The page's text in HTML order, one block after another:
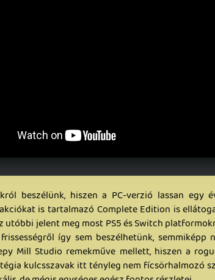
beszélünk, hiszen a PC-verzió lassan egy
is tartalmazó Complete Edition is
utóbbi jelent meg most PS5 és Switch
így sem beszélhetünk, semmiképp
Mill Studio remekműve mellett, hiszen a
kulcsszavak itt tényleg nem fícsörhalmozó